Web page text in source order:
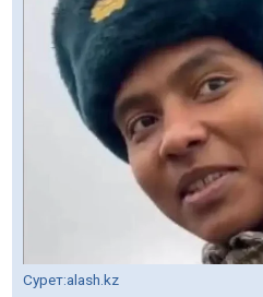
Сурет:alash.kz